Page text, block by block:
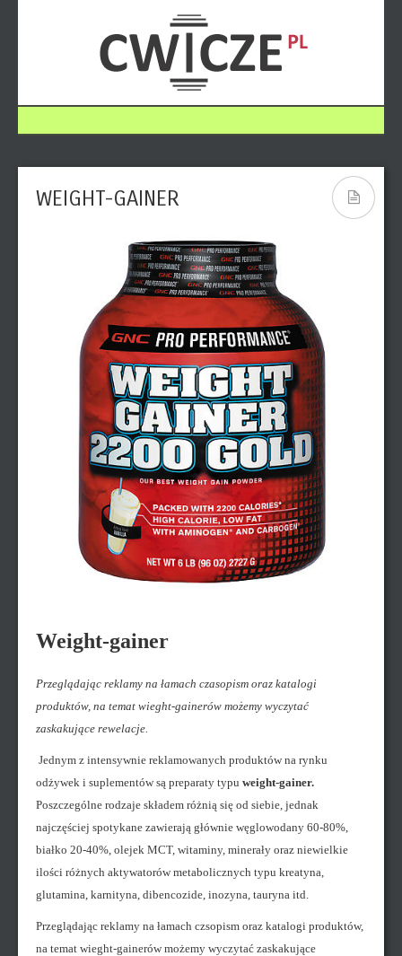
WEIGHT-GAINER
Weight-gainer
Przeglądając reklamy na łamach czasopism oraz katalogi
produktów, na temat wieght-gainerów możemy wyczytać
zaskakujące rewelacje.
Jednym z intensywnie reklamowanych produktów na rynku
odżywek i suplementów są preparaty typu weight-gainer.
Poszczególne rodzaje składem różnią się od siebie, jednak
najczęściej spotykane zawierają głównie węglowodany 60-80%,
białko 20-40%, olejek MCT, witaminy, minerały oraz niewielkie
ilości różnych aktywatorów metabolicznych typu kreatyna,
glutamina, karnityna, dibencozide, inozyna, tauryna itd.
Przeglądając reklamy na łamach czsopism oraz katalogi produktów,
na temat wieght-gainerów możemy wyczytać zaskakujące